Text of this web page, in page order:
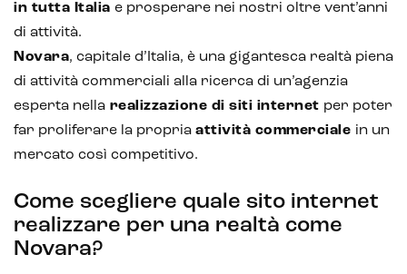
in tutta Italia e prosperare nei nostri oltre vent’anni
di attività.
Novara, capitale d’Italia, è una gigantesca realtà piena
di attività commerciali alla ricerca di un’agenzia
esperta nella realizzazione di siti internet per poter
far proliferare la propria attività commerciale in un
mercato così competitivo.
Come scegliere quale sito internet
realizzare per una realtà come
Novara?